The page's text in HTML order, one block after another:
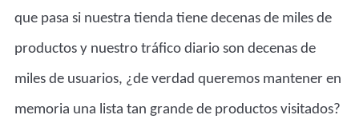
que pasa si nuestra tienda tiene decenas de miles de
productos y nuestro tráfico diario son decenas de
miles de usuarios, ¿de verdad queremos mantener en
memoria una lista tan grande de productos visitados?